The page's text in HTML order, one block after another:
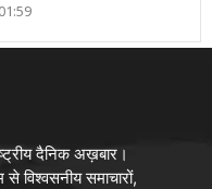
दैनिक अख़बार।
विश्वसनीय समाचारों,